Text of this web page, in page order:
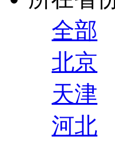
全部
北京
天津
河北